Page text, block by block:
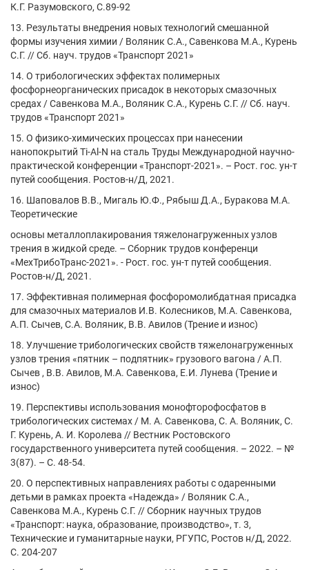
К.Г. Разумовского, С.89-92
13. Результаты внедрения новых технологий смешанной
формы изучения химии / Воляник С.А., Савенкова М.А., Курень
С.Г. // Сб. науч. трудов «Транспорт 2021»
14. О трибологических эффектах полимерных
фосфорнеорганических присадок в некоторых смазочных
средах / Савенкова М.А., Воляник С.А., Курень С.Г. // Сб. науч.
трудов «Транспорт 2021»
15. О физико-химических процессах при нанесении
нанопокрытий Ti-Al-N на сталь Труды Международной научно-
практической конференции «Транспорт-2021». – Рост. гос. ун-т
путей сообщения. Ростов-н/Д, 2021.
16. Шаповалов В.В., Мигаль Ю.Ф., Рябыш Д.А., Буракова М.А.
Теоретические
основы металлоплакирования тяжелонагруженных узлов
трения в жидкой среде. – Сборник трудов конференци
«МехТрибоТранс-2021». - Рост. гос. ун-т путей сообщения.
Ростов-н/Д, 2021.
17. Эффективная полимерная фосфоромолибдатная присадка
для смазочных материалов И.В. Колесников, М.А. Савенкова,
А.П. Сычев, С.А. Воляник, В.В. Авилов (Трение и износ)
18. Улучшение трибологических свойств тяжелонагруженных
узлов трения «пятник – подпятник» грузового вагона / А.П.
Сычев , В.В. Авилов, М.А. Савенкова, Е.И. Лунева (Трение и
износ)
19. Перспективы использования монофторофосфатов в
трибологических системах / М. А. Савенкова, С. А. Воляник, С.
Г. Курень, А. И. Королева // Вестник Ростовского
государственного университета путей сообщения. – 2022. – №
3(87). – С. 48-54.
20. О перспективных направлениях работы с одаренными
детьми в рамках проекта «Надежда» / Воляник С.А.,
Савенкова М.А., Курень С.Г. // Сборник научных трудов
«Транспорт: наука, образование, производство», т. 3,
Технические и гуманитарные науки, РГУПС, Ростов н/Д, 2022.
С. 204-207